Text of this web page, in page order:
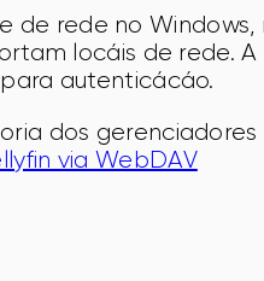
de rede no Windows,
locáis de rede.
autenticácáo.
dos gerenciadores
via WebDAV